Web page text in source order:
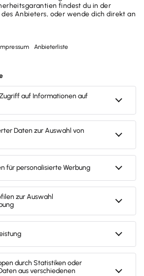
mit
Steuerformulare, kein
Behördendeutsch
lokaler Datenhaltung und
Hilfe seiner Klasse
wählen